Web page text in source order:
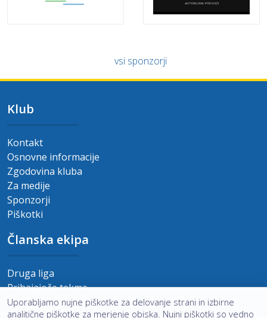
vsi sponzorji
Uporabljamo nujne piškotke za delovanje strani in izbirne
analitične piškotke za merjenje obiska. Nujni piškotki so vedno
Klub
Kontakt
Osnovne informacije
Zgodovina kluba
Za medije
Sponzorji
Piškotki
Članska ekipa
Druga liga
Prihajajoče tekme
Zadnje odigrane tekme